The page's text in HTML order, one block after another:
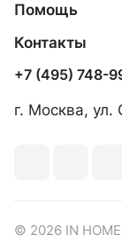
Помощь
Контакты
+7 (495) 748-
г. Москва, ул.
© 2026 IN